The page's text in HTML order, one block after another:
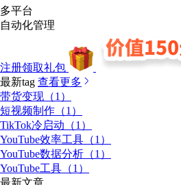
多平台
自动化管理
注册领取礼包
最新tag 查看更多
带货变现（1）
短视频制作（1）
TikTok冷启动（1）
YouTube效率工具（1）
YouTube数据分析（1）
YouTube工具（1）
最新文章